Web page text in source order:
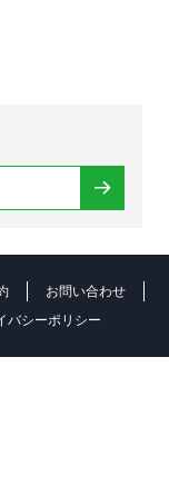
お問い合わせ
バシーポリシー